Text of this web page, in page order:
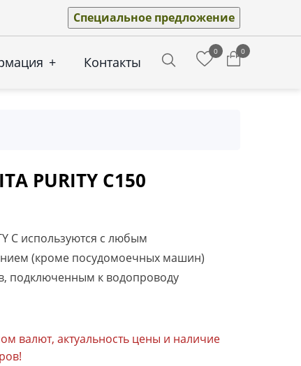
Специальное предложение
+ Контакты
0 0
PURITY C150
C используются с любым
(кроме посудомоечных машин)
подключенным к водопроводу
валют, актуальность цены и наличие